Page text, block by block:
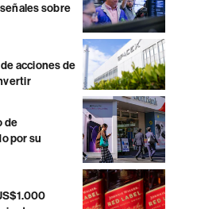
sobre
acciones de
de
por su